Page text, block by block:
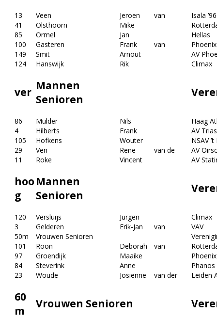
13 Veen Jeroen van
Isala ’96
41
Olsthoorn Mike
85
Ormel Jan
Hellas
100
Gasteren Frank van
Phoenix
149
Smit Arnout
AV
124
Hanswijk Rik Climax
ver Mannen
Senioren
86 Mulder Nils
Haag
4
Hilberts Frank
AV Trias
105
Hofkens Wouter
NSAV
29
Ven Rene van de
AV
11
Roke Vincent AV
hoo
g
Mannen
Senioren
120 Versluijs Jurgen
Climax
3
Gelderen Erik-Jan van
VAV
50m
Vrouwen Senioren
101
Roon Deborah van
97
Groendijk Maaike
Phoenix
84
Steverink Anne
Phanos
23
Woude Josienne van der Leiden
60
m
Vrouwen Senioren